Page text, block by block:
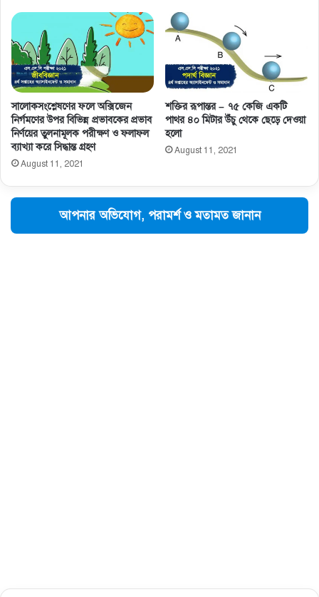
সালােকসংশ্লেষণের ফলে অক্সিজেন
নির্গমণের উপর বিভিন্ন প্রভাবকের প্রভাব
নির্ণয়ের তুলনামূলক পরীক্ষণ ও ফলাফল
ব্যাখ্যা করে সিদ্ধান্ত গ্রহণ
August 11, 2021
শক্তির রূপান্তর – ৭৫ কেজি একটি
পাথর ৪০ মিটার উঁচু থেকে ছেড়ে দেওয়া
হলো
August 11, 2021
আপনার অভিযোগ, পরামর্শ ও মতামত জানান